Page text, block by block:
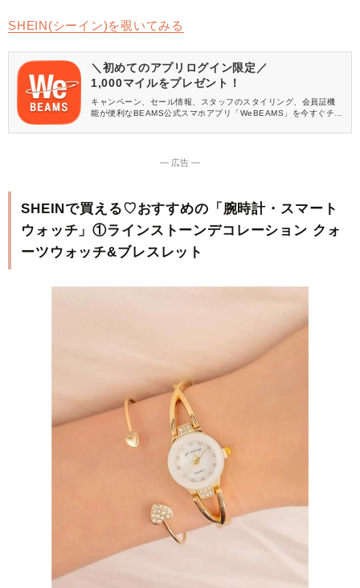
SHEIN(シーイン)を覗いてみる
＼初めてのアプリログイン限定／
1,000マイルをプレゼント！
キャンペーン、セール情報、スタッフのスタイリング、会員証機
能が便利なBEAMS公式スマホアプリ「WeBEAMS」を今すぐチェ
― 広告 ―
SHEINで買える♡おすすめの「腕時計・スマート
ウォッチ」①ラインストーンデコレーション クォ
ーツウォッチ&ブレスレット